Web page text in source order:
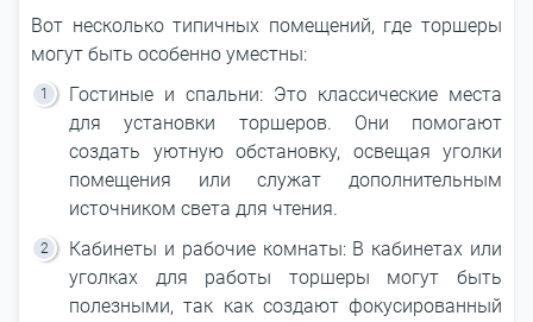
Вот несколько типичных помещений, где торшеры
могут быть особенно уместны:
Гостиные и спальни: Это классические места
для установки торшеров. Они помогают
создать уютную обстановку, освещая уголки
помещения или служат дополнительным
источником света для чтения.
Кабинеты и рабочие комнаты: В кабинетах или
уголках для работы торшеры могут быть
полезными, так как создают фокусированный